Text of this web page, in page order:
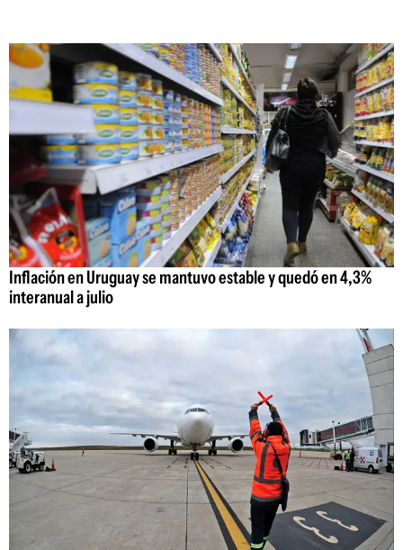
Inflación en Uruguay se mantuvo estable y quedó en 4,3%
interanual a julio